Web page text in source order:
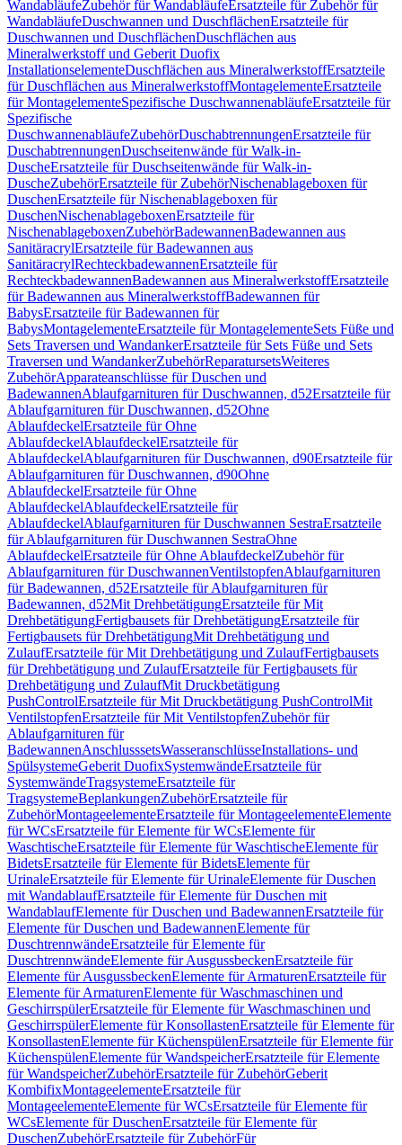
WandabläufeZubehör für WandabläufeErsatzteile für Zubehör für
WandabläufeDuschwannen und DuschflächenErsatzteile für
Duschwannen und DuschflächenDuschflächen aus
Mineralwerkstoff und Geberit Duofix
InstallationselementeDuschflächen aus MineralwerkstoffErsatzteile
für Duschflächen aus MineralwerkstoffMontagelementeErsatzteile
für MontagelementeSpezifische DuschwannenabläufeErsatzteile für
Spezifische
DuschwannenabläufeZubehörDuschabtrennungenErsatzteile für
DuschabtrennungenDuschseitenwände für Walk-in-
DuscheErsatzteile für Duschseitenwände für Walk-in-
DuscheZubehörErsatzteile für ZubehörNischenablageboxen für
DuschenErsatzteile für Nischenablageboxen für
DuschenNischenablageboxenErsatzteile für
NischenablageboxenZubehörBadewannenBadewannen aus
SanitäracrylErsatzteile für Badewannen aus
SanitäracrylRechteckbadewannenErsatzteile für
RechteckbadewannenBadewannen aus MineralwerkstoffErsatzteile
für Badewannen aus MineralwerkstoffBadewannen für
BabysErsatzteile für Badewannen für
BabysMontagelementeErsatzteile für MontagelementeSets Füße und
Sets Traversen und WandankerErsatzteile für Sets Füße und Sets
Traversen und WandankerZubehörReparatursetsWeiteres
ZubehörApparateanschlüsse für Duschen und
BadewannenAblaufgarnituren für Duschwannen, d52Ersatzteile für
Ablaufgarnituren für Duschwannen, d52Ohne
AblaufdeckelErsatzteile für Ohne
AblaufdeckelAblaufdeckelErsatzteile für
AblaufdeckelAblaufgarnituren für Duschwannen, d90Ersatzteile für
Ablaufgarnituren für Duschwannen, d90Ohne
AblaufdeckelErsatzteile für Ohne
AblaufdeckelAblaufdeckelErsatzteile für
AblaufdeckelAblaufgarnituren für Duschwannen SestraErsatzteile
für Ablaufgarnituren für Duschwannen SestraOhne
AblaufdeckelErsatzteile für Ohne AblaufdeckelZubehör für
Ablaufgarnituren für DuschwannenVentilstopfenAblaufgarnituren
für Badewannen, d52Ersatzteile für Ablaufgarnituren für
Badewannen, d52Mit DrehbetätigungErsatzteile für Mit
DrehbetätigungFertigbausets für DrehbetätigungErsatzteile für
Fertigbausets für DrehbetätigungMit Drehbetätigung und
ZulaufErsatzteile für Mit Drehbetätigung und ZulaufFertigbausets
für Drehbetätigung und ZulaufErsatzteile für Fertigbausets für
Drehbetätigung und ZulaufMit Druckbetätigung
PushControlErsatzteile für Mit Druckbetätigung PushControlMit
VentilstopfenErsatzteile für Mit VentilstopfenZubehör für
Ablaufgarnituren für
BadewannenAnschlusssetsWasseranschlüsseInstallations- und
SpülsystemeGeberit DuofixSystemwändeErsatzteile für
SystemwändeTragsystemeErsatzteile für
TragsystemeBeplankungenZubehörErsatzteile für
ZubehörMontageelementeErsatzteile für MontageelementeElemente
für WCsErsatzteile für Elemente für WCsElemente für
WaschtischeErsatzteile für Elemente für WaschtischeElemente für
BidetsErsatzteile für Elemente für BidetsElemente für
UrinaleErsatzteile für Elemente für UrinaleElemente für Duschen
mit WandablaufErsatzteile für Elemente für Duschen mit
WandablaufElemente für Duschen und BadewannenErsatzteile für
Elemente für Duschen und BadewannenElemente für
DuschtrennwändeErsatzteile für Elemente für
DuschtrennwändeElemente für AusgussbeckenErsatzteile für
Elemente für AusgussbeckenElemente für ArmaturenErsatzteile für
Elemente für ArmaturenElemente für Waschmaschinen und
GeschirrspülerErsatzteile für Elemente für Waschmaschinen und
GeschirrspülerElemente für KonsollastenErsatzteile für Elemente für
KonsollastenElemente für KüchenspülenErsatzteile für Elemente für
KüchenspülenElemente für WandspeicherErsatzteile für Elemente
für WandspeicherZubehörErsatzteile für ZubehörGeberit
KombifixMontageelementeErsatzteile für
MontageelementeElemente für WCsErsatzteile für Elemente für
WCsElemente für DuschenErsatzteile für Elemente für
DuschenZubehörErsatzteile für ZubehörFür